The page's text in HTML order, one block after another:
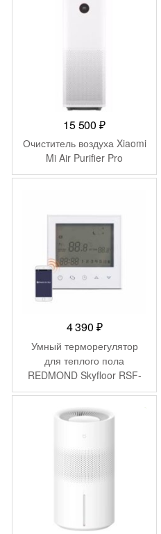
15 500₽
Очиститель воздуха Xiaomi
Mi Air Purifier Pro
4 390 ₽
Умный терморегулятор
для теплого пола
REDMOND Skyfloor RSF-
171S
1 500